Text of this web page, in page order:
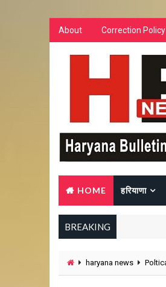
About Correction Policy
HOME हरियाणा
BREAKING
haryana news